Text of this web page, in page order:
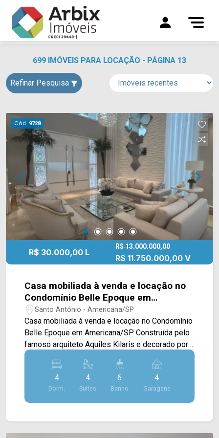
699 IMÓVEIS PARA LOCAÇÃO - PÁGINA 13
Refinar Pesquisa
Cód. 9728
R$ 30.000,00 L
R$ 13.000.000,00
R$ 11.750.000,00 V
Casa mobiliada à venda e locação no
Condomínio Belle Epoque em
Americana/SP
Santo Antônio - Americana/SP
Casa mobiliada à venda e locação no Condomínio
Belle Epoque em Americana/SP Construída pelo
famoso arquiteto Aquiles Kilaris e decorado por
Iara Kilaris, esta casa dispõe de 1.046M² de
terreno e 538M² de construção. Com pé direito
duplo, a sala de estar esta integrada com a sala
de jantar, cozinha toda planejada e incluindo
cooktop, forno e lava-louças, sala de cinema
4
Dorm.
4
Suítes
6
Banho
4
Garagens